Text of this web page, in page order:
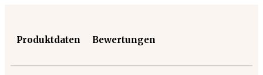
Produktdaten Bewertungen